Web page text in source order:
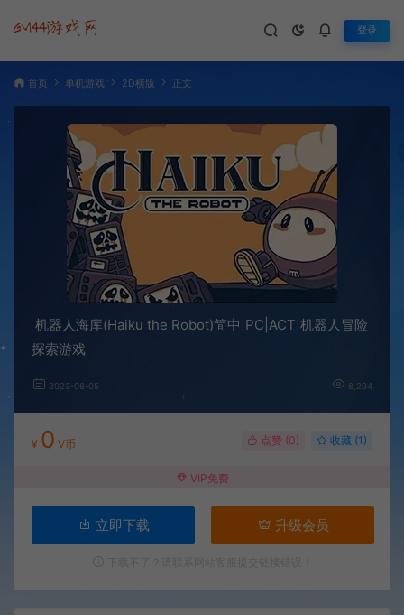
登录
首页 单机游戏 2D横版 正文
机器人海库(Haiku the Robot)简中|PC|ACT|机器人冒险
探索游戏
2023-06-05 8,294
¥ 0 V币 点赞 (0) 收藏 (1)
VIP免费
立即下载 升级会员